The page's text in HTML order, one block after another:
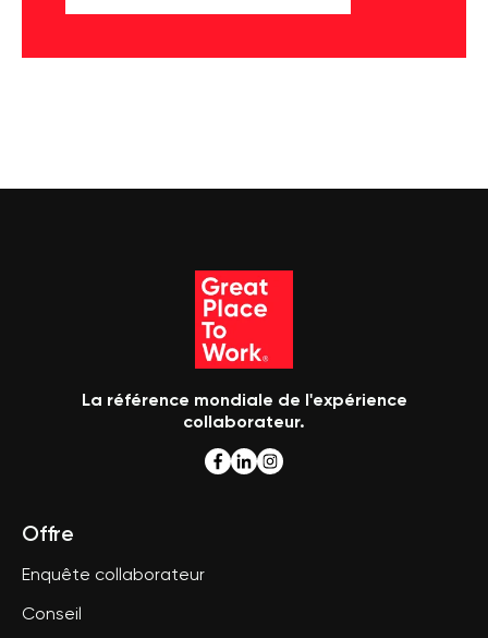
La référence mondiale de l'expérience
collaborateur.
Offre
Enquête collaborateur
Conseil